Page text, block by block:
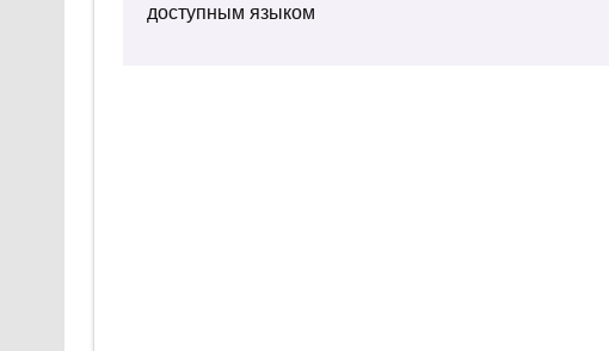
доступным языком